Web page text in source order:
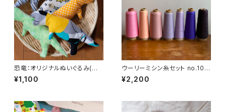
恐竜：オリジナルぬいぐるみ(単
体）
¥1,100
ウーリーミシン糸セット no.10
MIXカラー
¥2,200